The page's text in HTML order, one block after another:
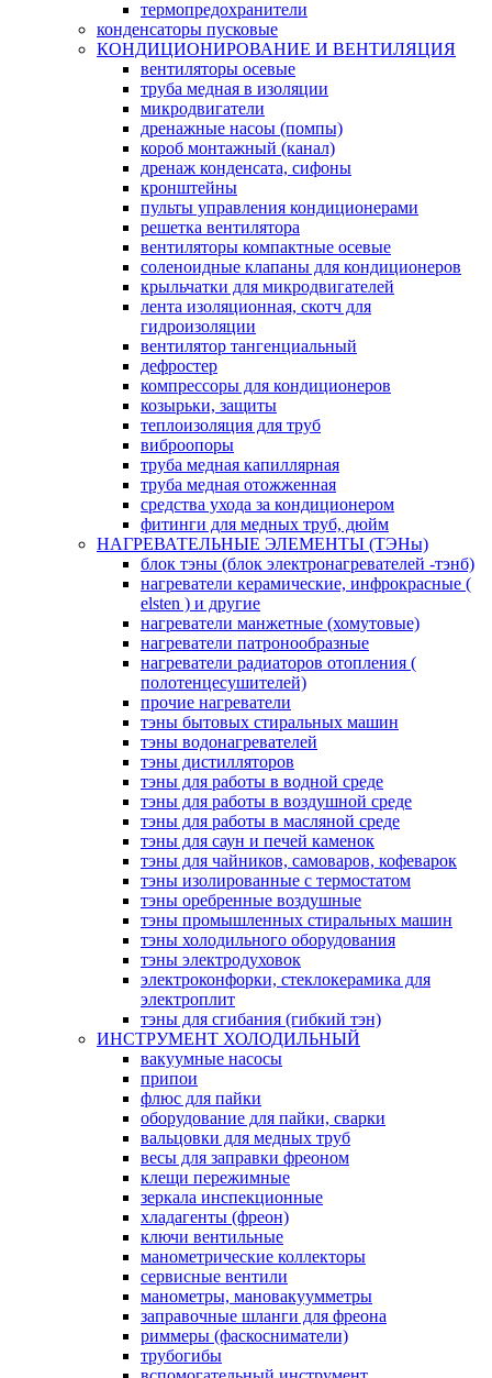
термопредохранители
конденсаторы пусковые
КОНДИЦИОНИРОВАНИЕ И ВЕНТИЛЯЦИЯ
вентиляторы осевые
труба медная в изоляции
микродвигатели
дренажные насоы (помпы)
короб монтажный (канал)
дренаж конденсата, сифоны
кронштейны
пульты управления кондиционерами
решетка вентилятора
вентиляторы компактные осевые
соленоидные клапаны для кондиционеров
крыльчатки для микродвигателей
лента изоляционная, скотч для
гидроизоляции
вентилятор тангенциальный
дефростер
компрессоры для кондиционеров
козырьки, защиты
теплоизоляция для труб
виброопоры
труба медная капиллярная
труба медная отожженная
средства ухода за кондиционером
фитинги для медных труб, дюйм
НАГРЕВАТЕЛЬНЫЕ ЭЛЕМЕНТЫ (ТЭНы)
блок тэны (блок электронагревателей -тэнб)
нагреватели керамические, инфрокрасные (
elsten ) и другие
нагреватели манжетные (хомутовые)
нагреватели патронообразные
нагреватели радиаторов отопления (
полотенцесушителей)
прочие нагреватели
тэны бытовых стиральных машин
тэны водонагревателей
тэны дистилляторов
тэны для работы в водной среде
тэны для работы в воздушной среде
тэны для работы в масляной среде
тэны для саун и печей каменок
тэны для чайников, самоваров, кофеварок
тэны изолированные с термостатом
тэны оребренные воздушные
тэны промышленных стиральных машин
тэны холодильного оборудования
тэны электродуховок
электроконфорки, стеклокерамика для
электроплит
тэны для сгибания (гибкий тэн)
ИНСТРУМЕНТ ХОЛОДИЛЬНЫЙ
вакуумные насосы
припои
флюс для пайки
оборудование для пайки, сварки
вальцовки для медных труб
весы для заправки фреоном
клещи пережимные
зеркала инспекционные
хладагенты (фреон)
ключи вентильные
манометрические коллекторы
сервисные вентили
манометры, мановакуумметры
заправочные шланги для фреона
риммеры (фаскосниматели)
трубогибы